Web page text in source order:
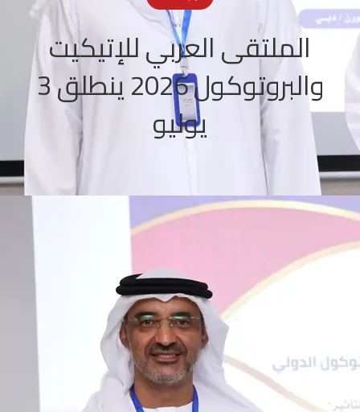
الملتقى العربي للإتيكيت
والبروتوكول 2026 ينطلق 3
يوليو